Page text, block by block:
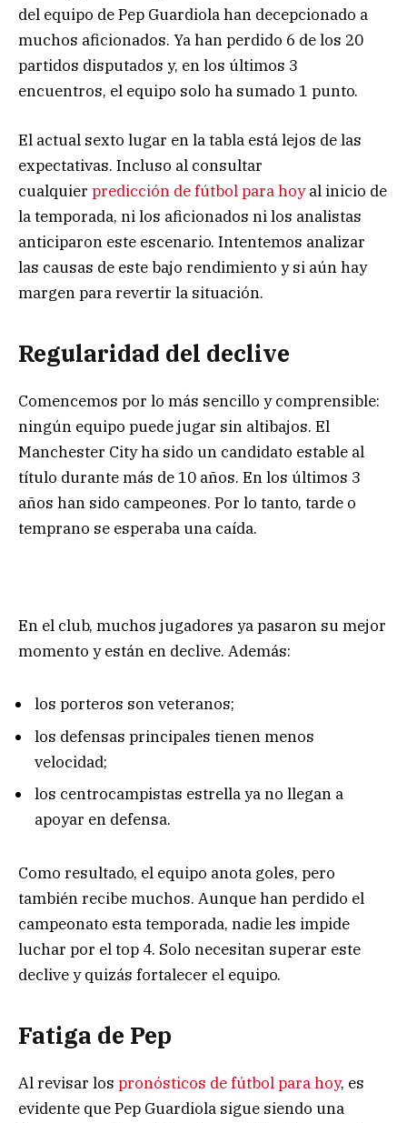
del equipo de Pep Guardiola han decepcionado a
muchos aficionados. Ya han perdido 6 de los 20
partidos disputados y, en los últimos 3
encuentros, el equipo solo ha sumado 1 punto.
El actual sexto lugar en la tabla está lejos de las
expectativas. Incluso al consultar
cualquier predicción de fútbol para hoyal inicio de
la temporada, ni los aficionados ni los analistas
anticiparon este escenario. Intentemos analizar
las causas de este bajo rendimiento y si aún hay
margen para revertir la situación.
Regularidad del declive
Comencemos por lo más sencillo y comprensible:
ningún equipo puede jugar sin altibajos. El
Manchester City ha sido un candidato estable al
título durante más de 10 años. En los últimos 3
años han sido campeones. Por lo tanto, tarde o
temprano se esperaba una caída.
En el club, muchos jugadores ya pasaron su mejor
momento y están en declive. Además:
los porteros son veteranos;
los defensas principales tienen menos
velocidad;
los centrocampistas estrella ya no llegan a
apoyar en defensa.
Como resultado, el equipo anota goles, pero
también recibe muchos. Aunque han perdido el
campeonato esta temporada, nadie les impide
luchar por el top 4. Solo necesitan superar este
declive y quizás fortalecer el equipo.
Fatiga de Pep
Al revisar los pronósticos de fútbol para hoy, es
evidente que Pep Guardiola sigue siendo una